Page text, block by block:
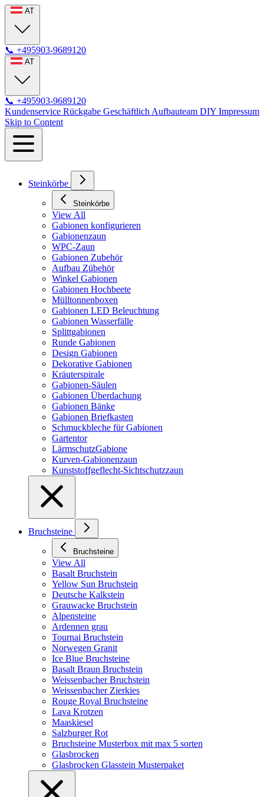
AT
📞 +495903-9689120
AT
📞 +495903-9689120
Kundenservice Rückgabe Geschäftlich Aufbauteam DIY Impressum
Skip to Content
Steinkörbe
Steinkörbe
View All
Gabionen konfigurieren
Gabionenzaun
WPC-Zaun
Gabionen Zubehör
Aufbau Zübehör
Winkel Gabionen
Gabionen Hochbeete
Mülltonnenboxen
Gabionen LED Beleuchtung
Gabionen Wasserfälle
Splittgabionen
Runde Gabionen
Design Gabionen
Dekorative Gabionen
Kräuterspirale
Gabionen-Säulen
Gabionen Überdachung
Gabionen Bänke
Gabionen Briefkasten
Schmuckbleche für Gabionen
Gartentor
LärmschutzGabione
Kurven-Gabionenzaun
Kunststoffgeflecht-Sichtschutzzaun
Bruchsteine
Bruchsteine
View All
Basalt Bruchstein
Yellow Sun Bruchstein
Deutsche Kalkstein
Grauwacke Bruchstein
Alpensteine
Ardennen grau
Tournai Bruchstein
Norwegen Granit
Ice Blue Bruchsteine
Basalt Braun Bruchstein
Weissenbacher Bruchstein
Weissenbacher Zierkies
Rouge Royal Bruchsteine
Lava Krotzen
Maaskiesel
Salzburger Rot
Bruchsteine Musterbox mit max 5 sorten
Glasbrocken
Glasbrocken Glasstein Musterpaket